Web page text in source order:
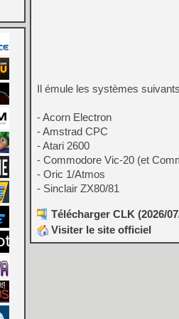
Il émule les systèmes
- Acorn Electron
- Amstrad CPC
- Atari 2600
- Commodore Vic-20 (et
- Oric 1/Atmos
- Sinclair ZX80/81
Télécharger CLK (2026/
Visiter le site officiel